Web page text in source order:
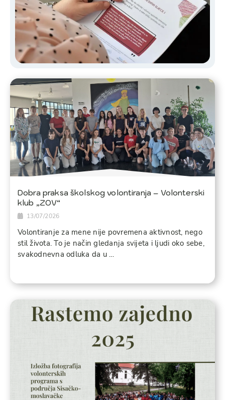
Dobra praksa školskog volontiranja – Volonterski
klub „ZOV“
13/07/2026
Volontiranje za mene nije povremena aktivnost, nego
stil života. To je način gledanja svijeta i ljudi oko sebe,
svakodnevna odluka da u …